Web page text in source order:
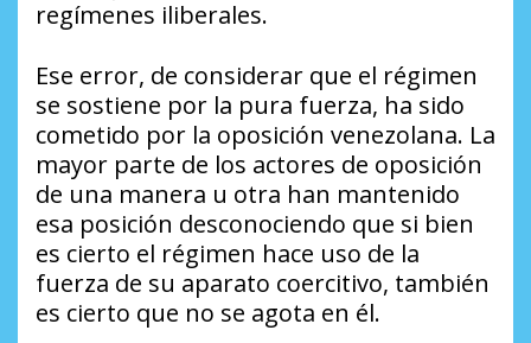
regímenes iliberales.
Ese error, de considerar que el régimen
se sostiene por la pura fuerza, ha sido
cometido por la oposición venezolana. La
mayor parte de los actores de oposición
de una manera u otra han mantenido
esa posición desconociendo que si bien
es cierto el régimen hace uso de la
fuerza de su aparato coercitivo, también
es cierto que no se agota en él.